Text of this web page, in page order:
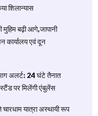
शिलान्यास
बढ़ी आगे,जापानी
कार्यालय एवं दून
अलर्ट: 24 घंटे तैनात
पर मिलेंगी एंबुलेंस
यात्रा अस्थायी रूप